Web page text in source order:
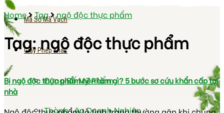
Mã Số Mã Vạch
Giấy Phép Khác
Công Bố Mỹ Phẩm
Thành Lập Doanh Nghiệp
Home Tag ngộ độc thực phẩm
Tag:ngộ độc thực phẩm
Bị ngộ độc thực phẩm nên làm gì? 5 bước sơ cứu khẩn cấp tại
nhà